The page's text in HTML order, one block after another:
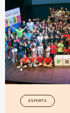
ESPORTS